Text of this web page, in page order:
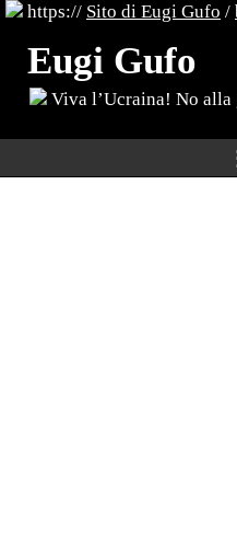
https:// Sito di Eugi Gufo /
Eugi Gufo
Viva l’Ucraina! No alla